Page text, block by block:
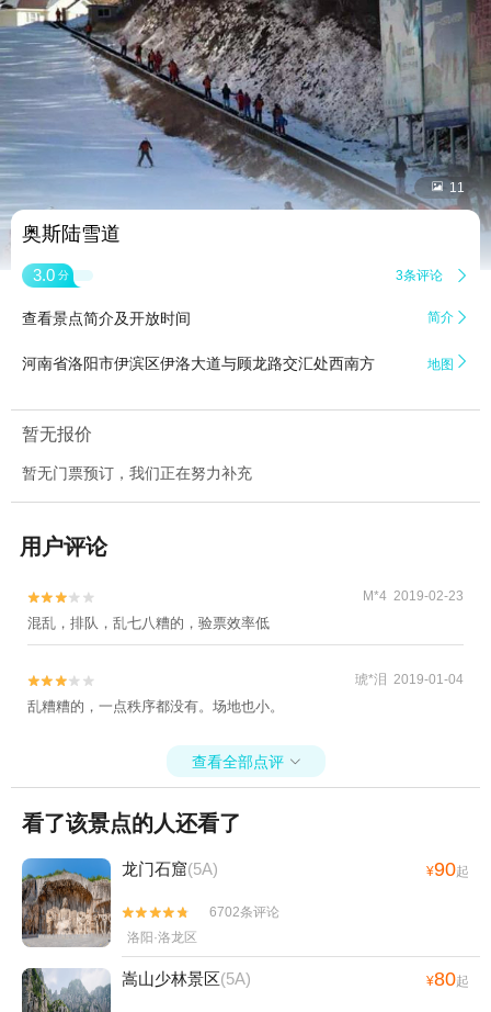
 11
奥斯陆雪道
3.0 分 3条评论 
查看景点简介及开放时间 简介 
河南省洛阳市伊滨区伊洛大道与顾龙路交汇处西南方 地图 
暂无报价
暂无门票预订，我们正在努力补充
用户评论

 M*4 2019-02-23
混乱，排队，乱七八糟的，验票效率低

 琥*泪 2019-01-04
乱糟糟的，一点秩序都没有。场地也小。
查看全部点评 
看了该景点的人还看了
龙门石窟(5A) ¥90起


6702条评论
洛阳·洛龙区
嵩山少林景区(5A) ¥80起
